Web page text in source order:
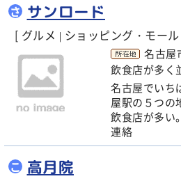
さ サンロード
[ グルメ | ショッピング・モー
名古屋
飲食店が多く
名古屋でいち
屋駅の５つの
飲食店が多い
連絡
こ 高月院